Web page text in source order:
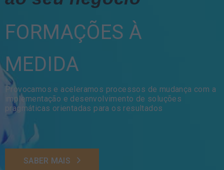
FORMAÇÕES À
MEDIDA
Provocamos e aceleramos processos de mudança com a
implementação e desenvolvimento de soluções
pragmáticas orientadas para os resultados
SABER MAIS